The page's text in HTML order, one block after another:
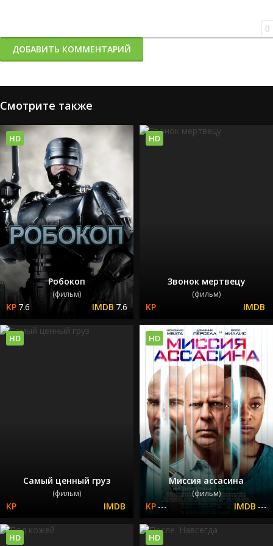
0
ДОБАВИТЬ КОММЕНТАРИЙ
Смотрите также
Робокоп
(фильм)
7.6 7.6
HD
Звонок мертвецу
(фильм)
HD
Самый ценный груз
(фильм)
HD
Миссия ассасина
(фильм)
--- ---
HD
HD HD